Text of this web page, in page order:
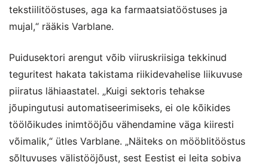
tekstiilitööstuses, aga ka farmaatsiatööstuses ja
mujal,“ rääkis Varblane.
Puidusektori arengut võib viiruskriisiga tekkinud
teguritest hakata takistama riikidevahelise liikuvuse
piiratus lähiaastatel. „Kuigi sektoris tehakse
jõupingutusi automatiseerimiseks, ei ole kõikides
töölõikudes inimtööjõu vähendamine väga kiiresti
võimalik,“ ütles Varblane. „Näiteks on mööblitööstus
sõltuvuses välistööjõust, sest Eestist ei leita sobiva